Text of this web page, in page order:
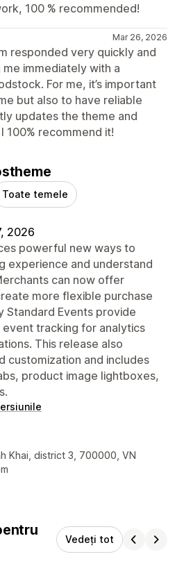
100 % recommended!
Mar 26, 2026
responded very quickly and
immediately with a
For me, it’s important
but also to have reliable
updates the theme and
100% recommend it!
Toate temele
2026
powerful new ways to
experience and understand
can now offer
more flexible purchase
Standard Events provide
tracking for analytics
This release also
customization and includes
product image lightboxes,
designerului
Khai, district 3, 700000, VN
Vedeți tot